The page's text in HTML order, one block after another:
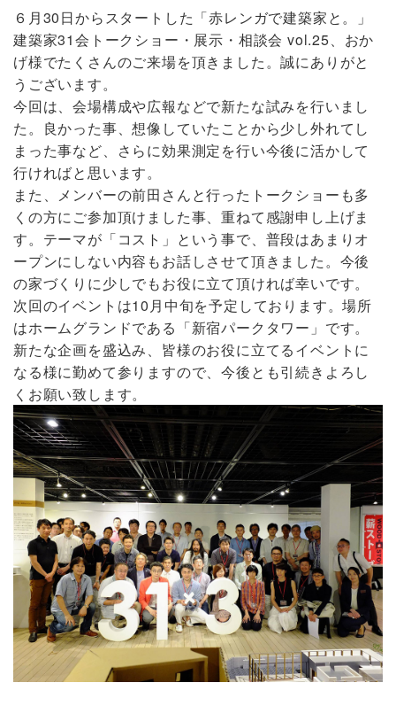
６月30日からスタートした「赤レンガで建築家と。」
建築家31会トークショー・展示・相談会 vol.25、おか
げ様でたくさんのご来場を頂きました。誠にありがと
うございます。
今回は、会場構成や広報などで新たな試みを行いまし
た。良かった事、想像していたことから少し外れてし
まった事など、さらに効果測定を行い今後に活かして
行ければと思います。
また、メンバーの前田さんと行ったトークショーも多
くの方にご参加頂けました事、重ねて感謝申し上げま
す。テーマが「コスト」という事で、普段はあまりオ
ープンにしない内容もお話しさせて頂きました。今後
の家づくりに少しでもお役に立て頂ければ幸いです。
次回のイベントは10月中旬を予定しております。場所
はホームグランドである「新宿パークタワー」です。
新たな企画を盛込み、皆様のお役に立てるイベントに
なる様に勤めて参りますので、今後とも引続きよろし
くお願い致します。